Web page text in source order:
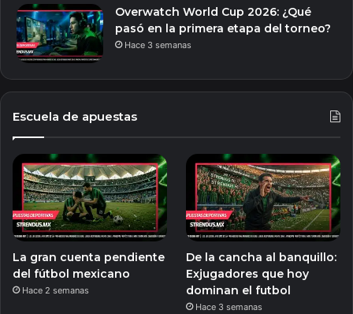
Overwatch World Cup 2026: ¿Qué
pasó en la primera etapa del torneo?
Hace 3 semanas
Escuela de apuestas
La gran cuenta pendiente
del fútbol mexicano
Hace 2 semanas
De la cancha al banquillo:
Exjugadores que hoy
dominan el futbol
Hace 3 semanas